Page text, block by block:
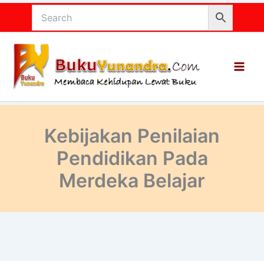
konten
Kebijakan Penilaian
Pendidikan Pada
Merdeka Belajar